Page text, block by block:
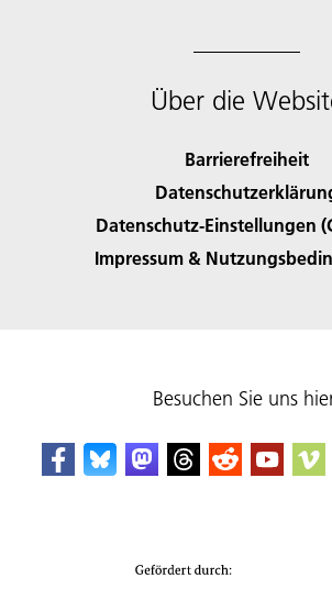
Über die
Barrierefreiheit
Datenschutz-Einstellungen
Impressum &
Besuchen Sie uns